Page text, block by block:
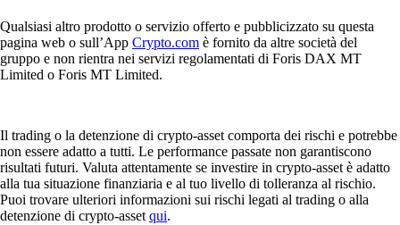
Qualsiasi altro prodotto o servizio offerto e pubblicizzato su questa
pagina web o sull’App Crypto.com è fornito da altre società del
gruppo e non rientra nei servizi regolamentati di Foris DAX MT
Limited o Foris MT Limited.
Il trading o la detenzione di crypto-asset comporta dei rischi e potrebbe
non essere adatto a tutti. Le performance passate non garantiscono
risultati futuri. Valuta attentamente se investire in crypto-asset è adatto
alla tua situazione finanziaria e al tuo livello di tolleranza al rischio.
Puoi trovare ulteriori informazioni sui rischi legati al trading o alla
detenzione di crypto-asset qui.